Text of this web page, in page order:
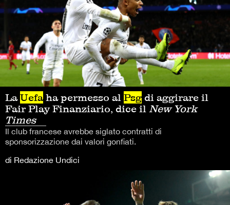
LaUefa ha permesso al Psg di aggirare il
Fair Play Finanziario, dice il New York
Times
Il club francese avrebbe siglato contratti di
sponsorizzazione dai valori gonfiati.
di Redazione Undici